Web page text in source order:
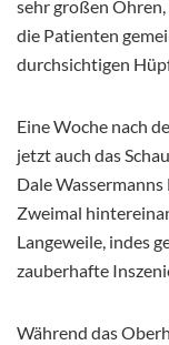
sehr großen
die Patienten
durchsichtigen
Eine Woche nach
jetzt auch das
Dale
Zweimal
Langeweile, indes
zauberhafte
Während das